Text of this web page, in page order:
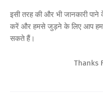
इसी तरह की और भी जानकारी
करें और हमसे जुड़ने के लिए आप
सकते हैं।
Thanks